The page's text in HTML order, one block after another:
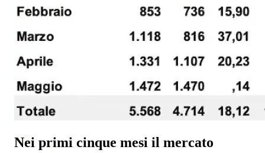
Nei primi cinque mesi il mercato